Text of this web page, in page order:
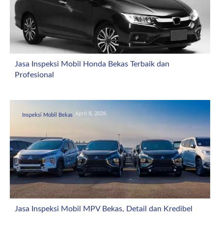
Jasa Inspeksi Mobil Honda Bekas Terbaik dan
Profesional
Inspeksi Mobil Bekas April 8, 2026
Jasa Inspeksi Mobil MPV Bekas, Detail dan Kredibel